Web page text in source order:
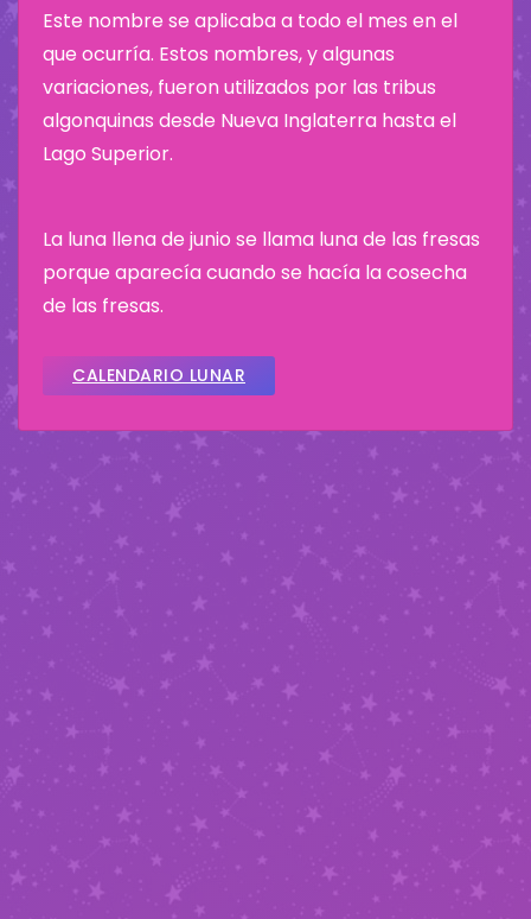
Este nombre se aplicaba a todo el mes en el
que ocurría. Estos nombres, y algunas
variaciones, fueron utilizados por las tribus
algonquinas desde Nueva Inglaterra hasta el
Lago Superior.
La luna llena de junio se llama luna de las fresas
porque aparecía cuando se hacía la cosecha
de las fresas.
CALENDARIO LUNAR